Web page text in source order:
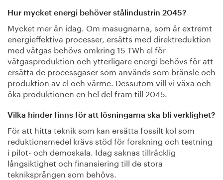
Hur mycket energi behöver stålindustrin 2045?
Mycket mer än idag. Om masugnarna, som är extremt
energieffektiva processer, ersätts med direktreduktion
med vätgas behövs omkring 15 TWh el för
vätgasproduktion och ytterligare energi behövs för att
ersätta de processgaser som används som bränsle och
produktion av el och värme. Dessutom vill vi växa och
öka produktionen en hel del fram till 2045.
Vilka hinder finns för att lösningarna ska bli verklighet?
För att hitta teknik som kan ersätta fossilt kol som
reduktionsmedel krävs stöd för forskning och testning
i pilot- och demoskala. Idag saknas tillräcklig
långsiktighet och finansiering till de stora
tekniksprången som behövs.